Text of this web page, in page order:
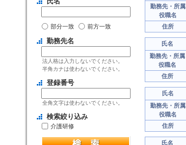
部分一致 前方一致
勤務先名
法人格は入力しないでください。
半角カナは使わないでください。
登録番号
全角文字は使わないでください。
検索絞り込み
介護研修
勤務先・所属
役職名
住所
氏名
勤務先・所属
役職名
住所
氏名
勤務先・所属
役職名
住所
氏名